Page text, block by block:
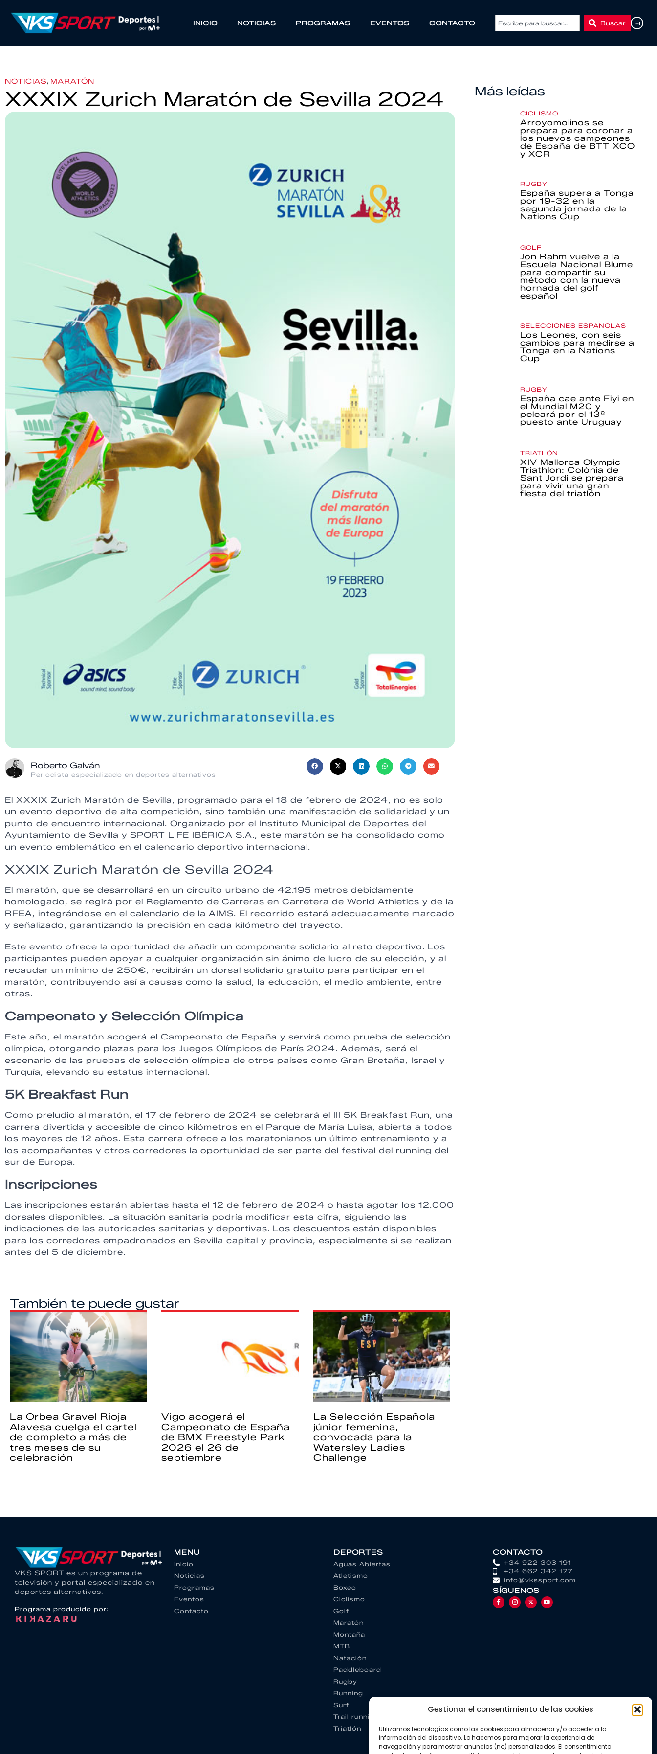
Gestionar el consentimiento de las cookies
Utilizamos tecnologías como las cookies para almacenar y/o acceder a la
información del dispositivo. Lo hacemos para mejorar la experiencia de
navegación y para mostrar anuncios (no) personalizados. El consentimiento
INICIO NOTICIAS PROGRAMAS EVENTOS CONTACTO Buscar
NOTICIAS, MARATÓN
XXXIX Zurich Maratón de Sevilla 2024
Roberto Galván
Periodista especializado en deportes alternativos
El XXXIX Zurich Maratón de Sevilla, programado para el 18 de febrero de 2024, no es solo
un evento deportivo de alta competición, sino también una manifestación de solidaridad y un
punto de encuentro internacional. Organizado por el Instituto Municipal de Deportes del
Ayuntamiento de Sevilla y SPORT LIFE IBÉRICA S.A., este maratón se ha consolidado como
un evento emblemático en el calendario deportivo internacional.
XXXIX Zurich Maratón de Sevilla 2024
El maratón, que se desarrollará en un circuito urbano de 42.195 metros debidamente
homologado, se regirá por el Reglamento de Carreras en Carretera de World Athletics y de la
RFEA, integrándose en el calendario de la AIMS. El recorrido estará adecuadamente marcado
y señalizado, garantizando la precisión en cada kilómetro del trayecto.
Este evento ofrece la oportunidad de añadir un componente solidario al reto deportivo. Los
participantes pueden apoyar a cualquier organización sin ánimo de lucro de su elección, y al
recaudar un mínimo de 250€, recibirán un dorsal solidario gratuito para participar en el
maratón, contribuyendo así a causas como la salud, la educación, el medio ambiente, entre
otras.
Campeonato y Selección Olímpica
Este año, el maratón acogerá el Campeonato de España y servirá como prueba de selección
olímpica, otorgando plazas para los Juegos Olímpicos de París 2024. Además, será el
escenario de las pruebas de selección olímpica de otros países como Gran Bretaña, Israel y
Turquía, elevando su estatus internacional.
5K Breakfast Run
Como preludio al maratón, el 17 de febrero de 2024 se celebrará el III 5K Breakfast Run, una
carrera divertida y accesible de cinco kilómetros en el Parque de María Luisa, abierta a todos
los mayores de 12 años. Esta carrera ofrece a los maratonianos un último entrenamiento y a
los acompañantes y otros corredores la oportunidad de ser parte del festival del running del
sur de Europa.
Inscripciones
Las inscripciones estarán abiertas hasta el 12 de febrero de 2024 o hasta agotar los 12.000
dorsales disponibles. La situación sanitaria podría modificar esta cifra, siguiendo las
indicaciones de las autoridades sanitarias y deportivas. Los descuentos están disponibles
para los corredores empadronados en Sevilla capital y provincia, especialmente si se realizan
antes del 5 de diciembre.
También te puede gustar
La Orbea Gravel Rioja
Alavesa cuelga el cartel
de completo a más de
tres meses de su
celebración
Vigo acogerá el
Campeonato de España
de BMX Freestyle Park
2026 el 26 de
septiembre
La Selección Española
júnior femenina,
convocada para la
Watersley Ladies
Challenge
Más leídas
CICLISMO
Arroyomolinos se
prepara para coronar a
los nuevos campeones
de España de BTT XCO
y XCR
RUGBY
España supera a Tonga
por 19-32 en la
segunda jornada de la
Nations Cup
GOLF
Jon Rahm vuelve a la
Escuela Nacional Blume
para compartir su
método con la nueva
hornada del golf
español
SELECCIONES ESPAÑOLAS
Los Leones, con seis
cambios para medirse a
Tonga en la Nations
Cup
RUGBY
España cae ante Fiyi en
el Mundial M20 y
peleará por el 13º
puesto ante Uruguay
TRIATLÓN
XIV Mallorca Olympic
Triathlon: Colònia de
Sant Jordi se prepara
para vivir una gran
fiesta del triatlón
VKS SPORT es un programa de
televisión y portal especializado en
deportes alternativos.
Programa producido por:
MENU
Inicio
Noticias
Programas
Eventos
Contacto
DEPORTES
Aguas Abiertas
Atletismo
Boxeo
Ciclismo
Golf
Maratón
Montaña
MTB
Natación
Paddleboard
Rugby
Running
Surf
Trail running
Triatlón
CONTACTO
+34 922 303 191
+34 662 342 177
info@vkssport.com
SÍGUENOS